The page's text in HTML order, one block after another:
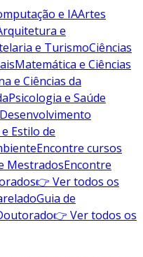
e IAArtes
e
e TurismoCiências
Matemática e Ciências
e Ciências da
Psicologia e Saúde
Estilo de
Encontre cursos
MestradosEncontre
👉 Ver todos os
Guia de
👉 Ver todos os